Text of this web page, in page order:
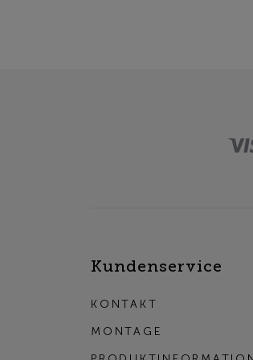
Kundenservice
KONTAKT
MONTAGE